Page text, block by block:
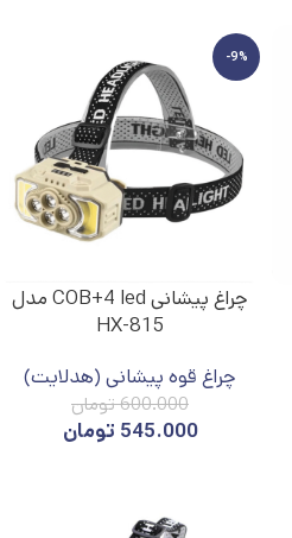
-9%
چراغ پیشانی COB+4 led مدل
HX-815
چراغ قوه پیشانی (هدلایت)
600.000تومان
545.000 تومان